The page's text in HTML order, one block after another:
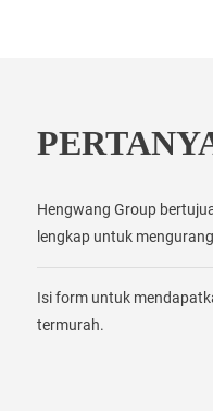
Hengwang Group
lengkap untuk
Isi form untuk
termurah.